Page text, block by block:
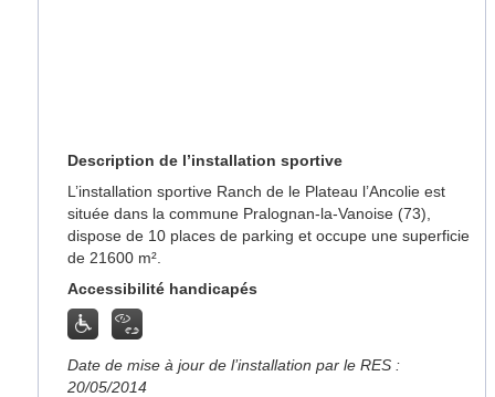
Description de l’installation sportive
L’installation sportive Ranch de le Plateau l’Ancolie est
située dans la commune Pralognan-la-Vanoise (73),
dispose de 10 places de parking et occupe une superficie
de 21600 m².
Accessibilité handicapés
Date de mise à jour de l’installation par le RES :
20/05/2014